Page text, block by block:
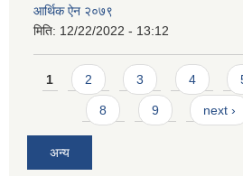
आर्थिक ऐन २०७९
मिति: 12/22/2022 - 13:12
Pages
1 2 3 4
8 9 next ›
अन्य